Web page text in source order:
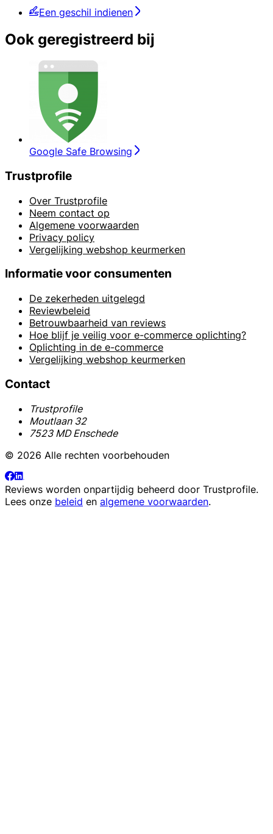
Een geschil indienen
Ook geregistreerd bij
Google Safe Browsing
Trustprofile
Over Trustprofile
Neem contact op
Algemene voorwaarden
Privacy policy
Vergelijking webshop keurmerken
Informatie voor consumenten
De zekerheden uitgelegd
Reviewbeleid
Betrouwbaarheid van reviews
Hoe blijf je veilig voor e-commerce oplichting?
Oplichting in de e-commerce
Vergelijking webshop keurmerken
Contact
Trustprofile
Moutlaan 32
7523 MD Enschede
© 2026 Alle rechten voorbehouden
Reviews worden onpartijdig beheerd door Trustprofile.
Lees onze beleid en algemene voorwaarden.